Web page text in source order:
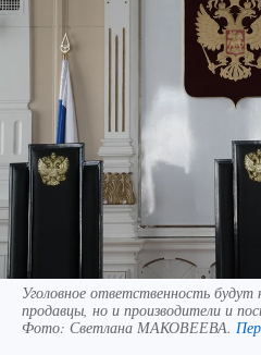
Уголовное ответственность будут
продавцы, но и производители и
Фото: Светлана МАКОВЕЕВА.